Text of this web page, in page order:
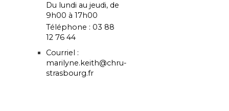
Du lundi au jeudi, de
9h00 à 17h00
Téléphone : 03 88
12 76 44
Courriel :
marilyne.keith@chru-
strasbourg.fr